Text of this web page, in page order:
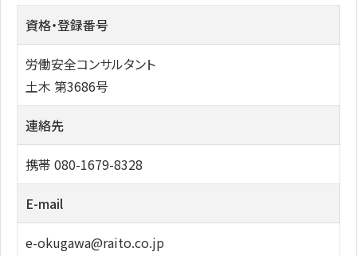
資格・登録番号
労働安全コンサルタント
土木 第3686号
連絡先
携帯 080-1679-8328
E-mail
e-okugawa@raito.co.jp